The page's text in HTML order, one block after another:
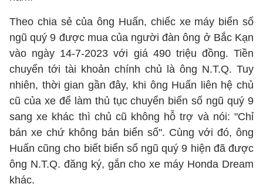
Theo chia sẻ của ông Huấn, chiếc xe máy biển số
ngũ quý 9 được mua của người đàn ông ở Bắc Kạn
vào ngày 14-7-2023 với giá 490 triệu đồng. Tiền
chuyển tới tài khoản chính chủ là ông N.T.Q. Tuy
nhiên, thời gian gần đây, khi ông Huấn liên hệ chủ
cũ của xe để làm thủ tục chuyển biển số ngũ quý 9
sang xe khác thì chủ cũ không hỗ trợ và nói: "Chỉ
bán xe chứ không bán biển số". Cùng với đó, ông
Huấn cũng cho biết biển số ngũ quý 9 hiện đã được
ông N.T.Q. đăng ký, gắn cho xe máy Honda Dream
khác.